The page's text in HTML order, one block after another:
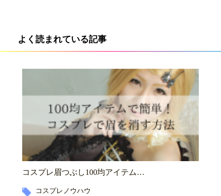
よく読まれている記事
コスプレ眉つぶし100均アイテム…
コスプレノウハウ